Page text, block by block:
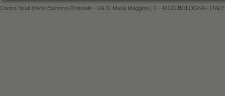
Centro Studi d'Arte Estremo-Orientale - Via S. Maria Maggiore, 1 - 40121 BOLOGNA -